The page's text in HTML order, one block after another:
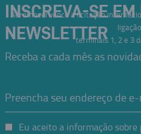
Aeromovel vence a licitação
terminais 1, 2 e 3
INSCREVA-SE EM
NEWSLETTER
Receba a cada mês as
Eu aceito a informação sobre